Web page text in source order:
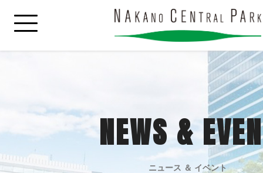
NEWS &
ニュース ＆ イベント